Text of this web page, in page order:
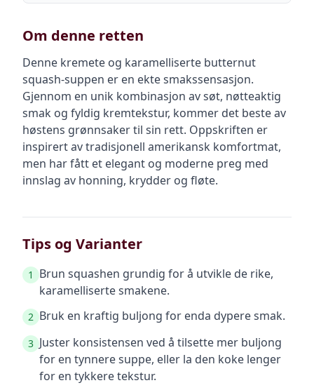
Om denne retten
Denne kremete og karamelliserte butternut
squash-suppen er en ekte smakssensasjon.
Gjennom en unik kombinasjon av søt, nøtteaktig
smak og fyldig kremtekstur, kommer det beste av
høstens grønnsaker til sin rett. Oppskriften er
inspirert av tradisjonell amerikansk komfortmat,
men har fått et elegant og moderne preg med
innslag av honning, krydder og fløte.
Tips og Varianter
1
Brun squashen grundig for å utvikle de rike,
karamelliserte smakene.
2 Bruk en kraftig buljong for enda dypere smak.
3 Juster konsistensen ved å tilsette mer buljong
for en tynnere suppe, eller la den koke lenger
for en tykkere tekstur.